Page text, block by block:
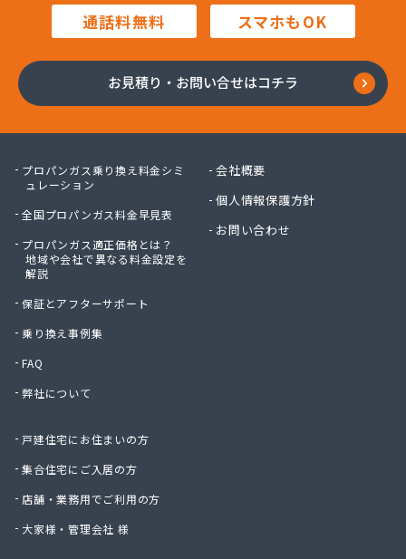
通話料無料 スマホもOK
お見積り・お問い合せはコチラ
プロパンガス乗り換え料金シミ
ュレーション
全国プロパンガス料金早見表
プロパンガス適正価格とは？
地域や会社で異なる料金設定を
解説
保証とアフターサポート
乗り換え事例集
FAQ
弊社について
戸建住宅にお住まいの方
集合住宅にご入居の方
店舗・業務用でご利用の方
大家様・管理会社 様
会社概要
個人情報保護方針
お問い合わせ